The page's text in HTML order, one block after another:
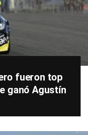
fueron top
ganó Agustín